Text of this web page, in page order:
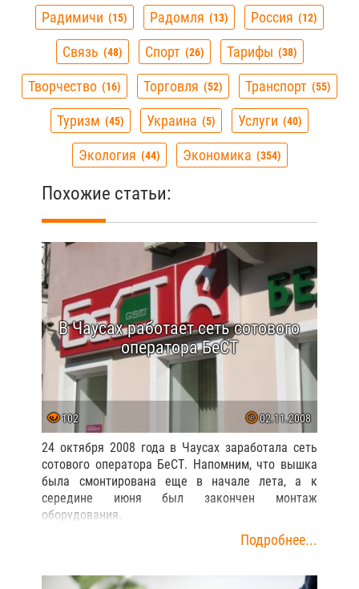
Радимичи 15 Радомля 13 Россия 12
Связь 48 Спорт 26 Тарифы 38
Творчество 16 Торговля 52 Транспорт 55
Туризм 45 Украина 5 Услуги 40
Экология 44 Экономика 354
Похожие статьи:
В Чаусах работает сеть сотового
оператора БеСТ
102 02.11.2008
24 октября 2008 года в Чаусах заработала сеть
сотового оператора БеСТ. Напомним, что вышка
была смонтирована еще в начале лета, а к
середине июня был закончен монтаж
оборудования.
Подробнее...